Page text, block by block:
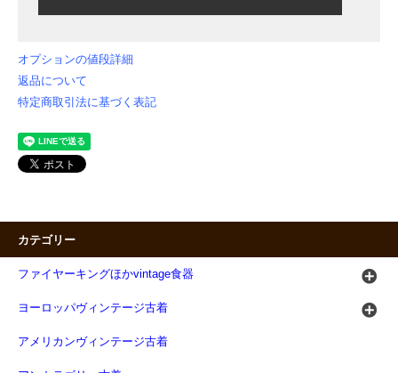
オプションの値段詳細
返品について
特定商取引法に基づく表記
カテゴリー
ファイヤーキングほかvintage食器
ヨーロッパヴィンテージ古着
アメリカンヴィンテージ古着